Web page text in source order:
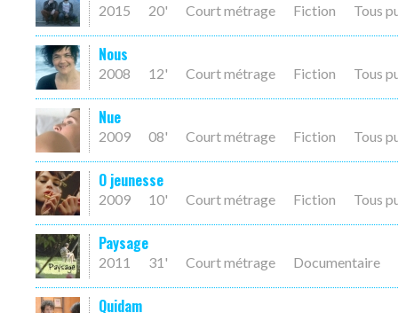
2015 20' Court métrage Fiction Tous
Nous
2008 12' Court métrage Fiction Tous
Nue
2009 08' Court métrage Fiction Tous
O jeunesse
2009 10' Court métrage Fiction Tous
Paysage
2011 31' Court métrage Documentaire
Quidam